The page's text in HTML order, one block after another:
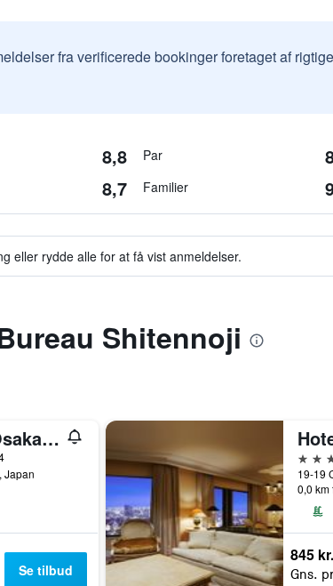
fra verificerede bookinger foretaget af
8,8 Par
8,7 Familier
eller rydde alle for at få vist anmeldelser.
Shitennoji
InterContinental Osaka by IHG
Japan
Se tilbud
5
19-19
0,0 km
845 kr.
Gns.